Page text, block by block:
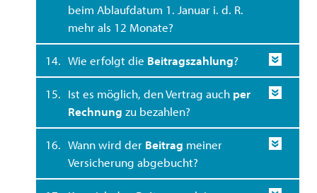
beim Ablaufdatum 1. Januar i. d. R.
mehr als 12 Monate?
14. Wie erfolgt die Beitragszahlung?
15. Ist es möglich, den Vertrag auch per
Rechnung zu bezahlen?
16. Wann wird der Beitrag meiner
Versicherung abgebucht?